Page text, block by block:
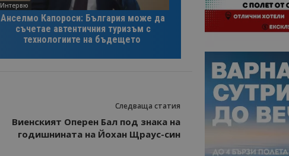
Интервю
Анселмо Капороси: България може да
съчетае автентичния туризъм с
технологиите на бъдещето
Следваща статия
Виенският Оперен Бал под знака на
годишнината на Йохан Щраус-син